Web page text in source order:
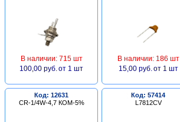
В наличии: 715 шт
100,00 руб. от 1 шт
В наличии: 186 шт
15,00 руб. от 1 шт
Код: 12631
CR-1/4W-4,7 КОМ-5%
Код: 57414
L7812CV